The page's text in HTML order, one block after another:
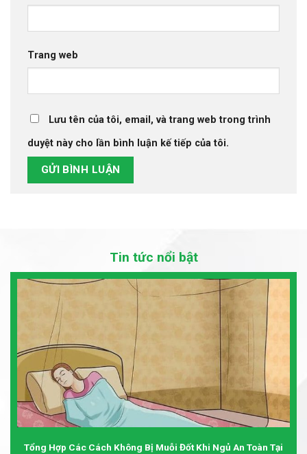
Trang web
Lưu tên của tôi, email, và trang web trong trình
duyệt này cho lần bình luận kế tiếp của tôi.
Tin tức nổi bật
Tổng Hợp Các Cách Không Bị Muỗi Đốt Khi Ngủ An Toàn Tại